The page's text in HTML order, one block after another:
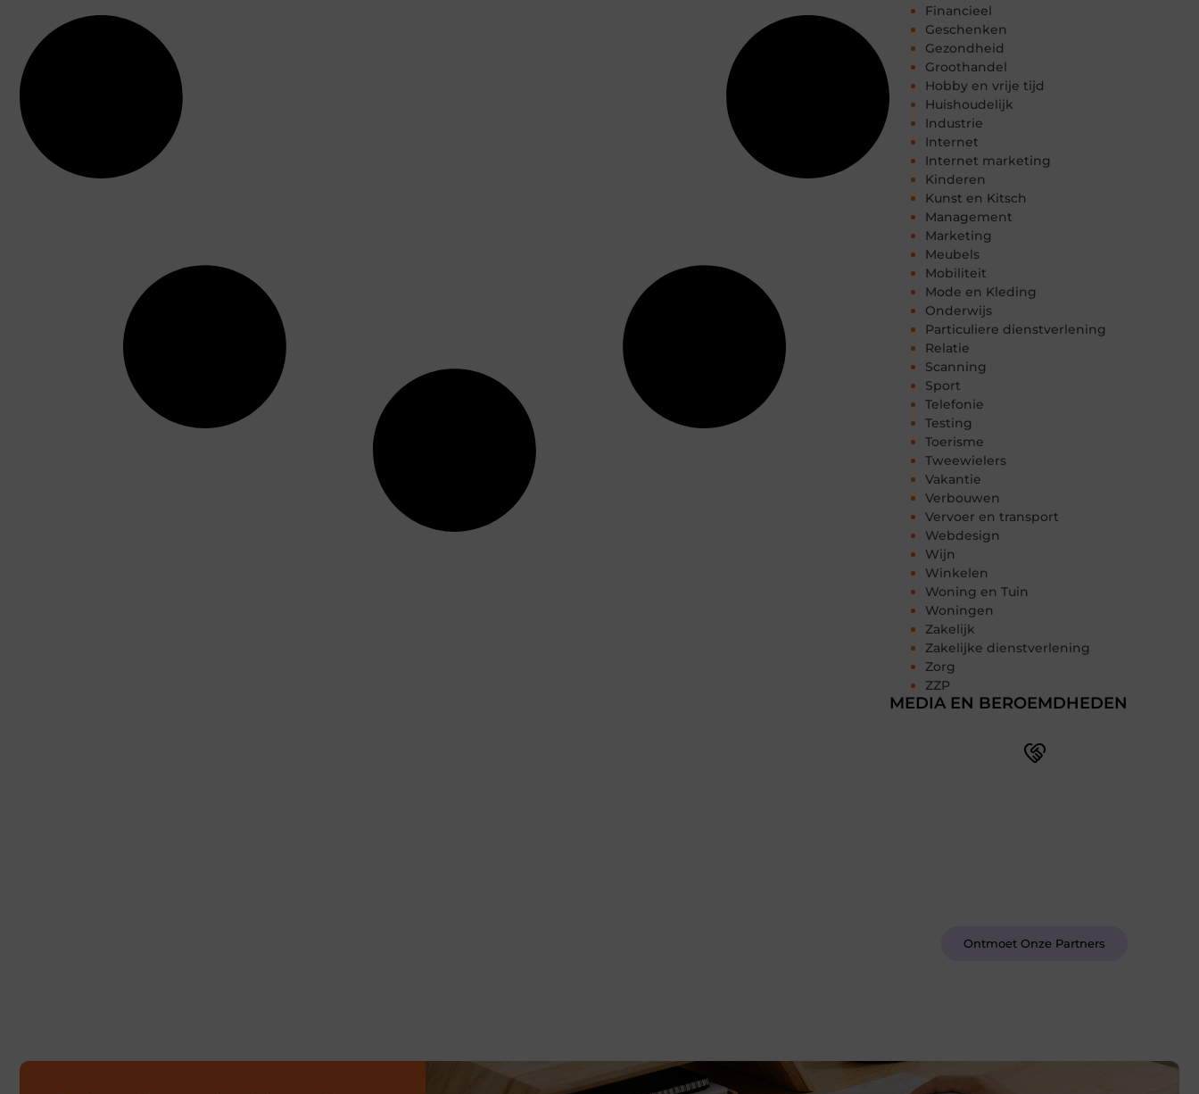
Financieel
Geschenken
Gezondheid
Groothandel
Hobby en vrije tijd
Huishoudelijk
Industrie
Internet
Internet marketing
Kinderen
Kunst en Kitsch
Management
Marketing
Meubels
Mobiliteit
Mode en Kleding
Onderwijs
Particuliere dienstverlening
Relatie
Scanning
Sport
Telefonie
Testing
Toerisme
Tweewielers
Vakantie
Verbouwen
Vervoer en transport
Webdesign
Wijn
Winkelen
Woning en Tuin
Woningen
Zakelijk
Zakelijke dienstverlening
Zorg
ZZP
MEDIA EN BEROEMDHEDEN
Ontmoet Onze Partners